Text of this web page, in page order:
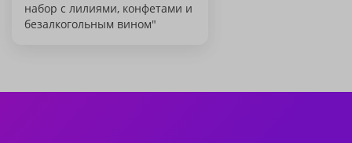
набор с лилиями, конфетами и
безалкогольным вином"